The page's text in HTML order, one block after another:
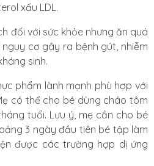
xấu LDL.
đối với sức khỏe nhưng ăn quá
cơ gây ra bệnh gút, nhiễm
sinh.
phẩm lành mạnh phù hợp với
có thể cho bé dùng cháo tôm
tuổi. Lưu ý, mẹ cần cho bé
3 ngày đầu tiên bé tập làm
được các trường hợp dị ứng